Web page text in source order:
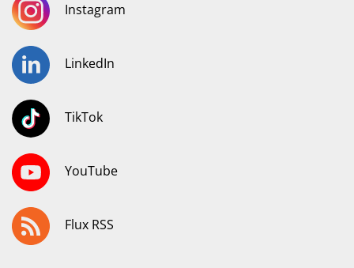
Instagram
LinkedIn
TikTok
YouTube
Flux RSS